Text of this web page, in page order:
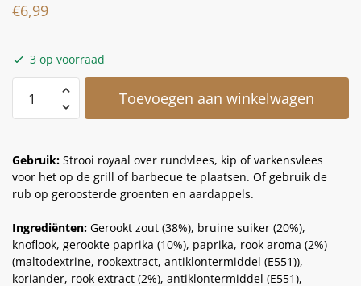
€6,99
3 op voorraad
Toevoegen aan winkelwagen
Gebruik: Strooi royaal over rundvlees, kip of varkensvlees
voor het op de grill of barbecue te plaatsen. Of gebruik de
rub op geroosterde groenten en aardappels.
Ingrediënten: Gerookt zout (38%), bruine suiker (20%),
knoflook, gerookte paprika (10%), paprika, rook aroma (2%)
(maltodextrine, rookextract, antiklontermiddel (E551)),
koriander, rook extract (2%), antiklontermiddel (E551),